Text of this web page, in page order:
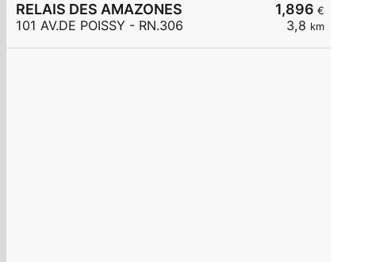
1,896 €
3,8 km
RELAIS DES AMAZONES
101 AV.DE POISSY - RN.306